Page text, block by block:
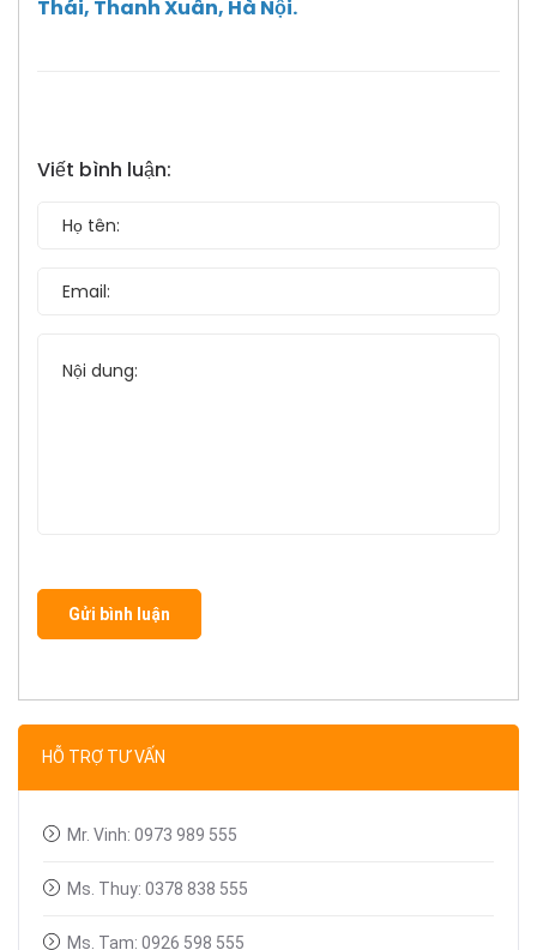
HỖ TRỢ TƯ VẤN
Mr. Vinh: 0973 989 555
Ms. Thuy: 0378 838 555
Ms. Tam: 0926 598 555
Thái, Thanh Xuân, Hà Nội.
Viết bình luận:
Gửi bình luận